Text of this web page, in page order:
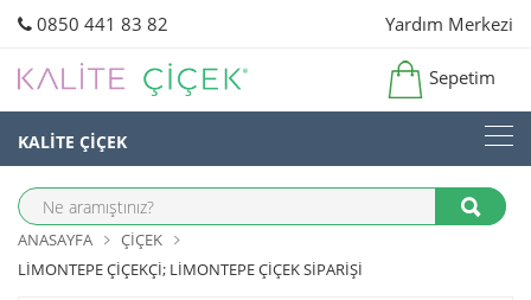
0850 441 83 82 Yardım Merkezi
Sepetim
KALİTE ÇİÇEK
ANASAYFA
ÇIÇEK
LIMONTEPE ÇIÇEKÇI; LIMONTEPE ÇIÇEK SIPARIŞI